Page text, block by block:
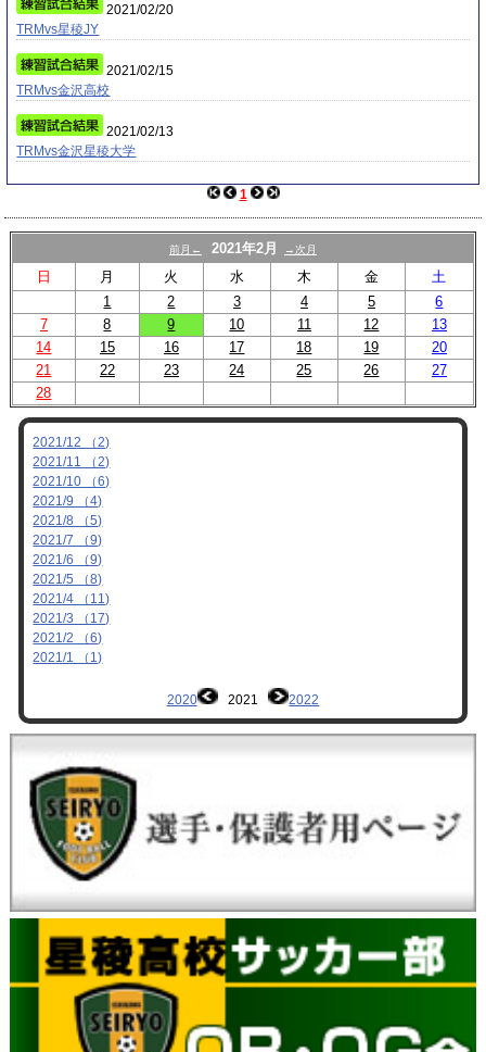
2021/02/20
TRMvs星稜JY
2021/02/15
TRMvs金沢高校
2021/02/13
TRMvs金沢星稜大学
1
前月← 2021年2月 →次月
日 月 火 水 木 金
土
1
2 3 4 5
6
7
8 9 10 11 12
13
14
15 16 17 18 19
20
21
22 23 24 25 26
27
28
2021/12 （2)
2021/11 （2)
2021/10 （6)
2021/9 （4)
2021/8 （5)
2021/7 （9)
2021/6 （9)
2021/5 （8)
2021/4 （11)
2021/3 （17)
2021/2 （6)
2021/1 （1)
2020 2021 2022